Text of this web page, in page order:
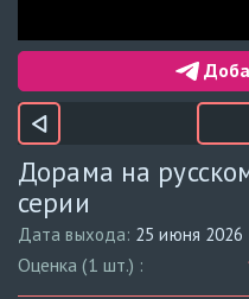
Дорама на
серии
Дата выхода: 25 июня 2026
Оценка (1 шт.) :